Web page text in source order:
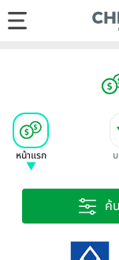
หน้าแรก
ค้